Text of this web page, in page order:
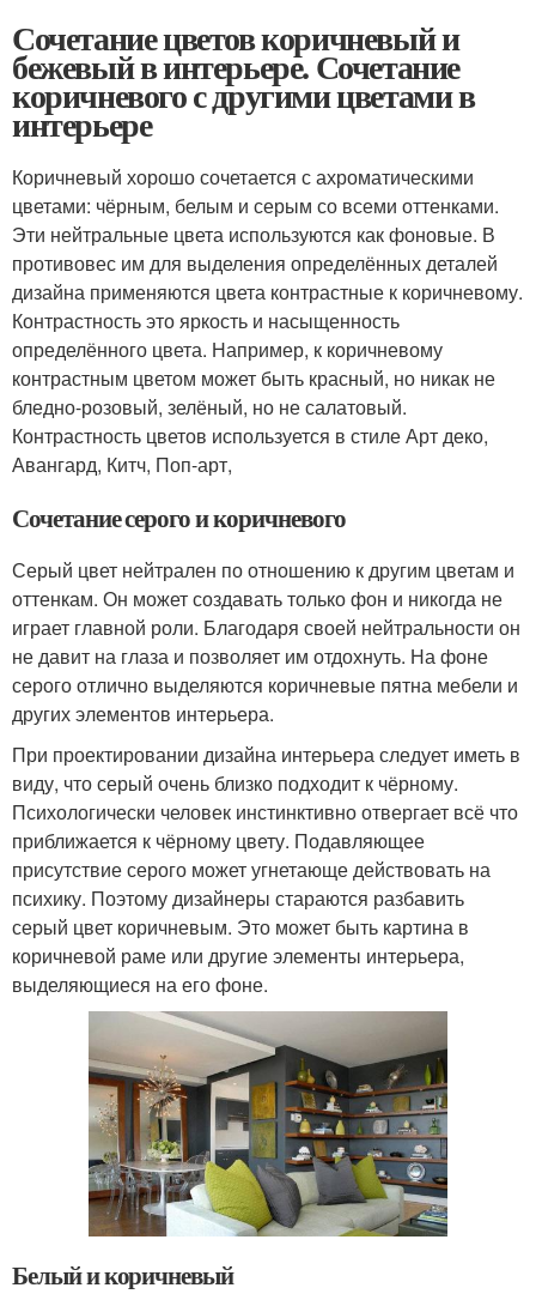
Сочетание цветов коричневый и
бежевый в интерьере. Сочетание
коричневого с другими цветами в
интерьере
Коричневый хорошо сочетается с ахроматическими
цветами: чёрным, белым и серым со всеми оттенками.
Эти нейтральные цвета используются как фоновые. В
противовес им для выделения определённых деталей
дизайна применяются цвета контрастные к коричневому.
Контрастность это яркость и насыщенность
определённого цвета. Например, к коричневому
контрастным цветом может быть красный, но никак не
бледно-розовый, зелёный, но не салатовый.
Контрастность цветов используется в стиле Арт деко,
Авангард, Китч, Поп-арт,
Сочетание серого и коричневого
Серый цвет нейтрален по отношению к другим цветам и
оттенкам. Он может создавать только фон и никогда не
играет главной роли. Благодаря своей нейтральности он
не давит на глаза и позволяет им отдохнуть. На фоне
серого отлично выделяются коричневые пятна мебели и
других элементов интерьера.
При проектировании дизайна интерьера следует иметь в
виду, что серый очень близко подходит к чёрному.
Психологически человек инстинктивно отвергает всё что
приближается к чёрному цвету. Подавляющее
присутствие серого может угнетающе действовать на
психику. Поэтому дизайнеры стараются разбавить
серый цвет коричневым. Это может быть картина в
коричневой раме или другие элементы интерьера,
выделяющиеся на его фоне.
Белый и коричневый